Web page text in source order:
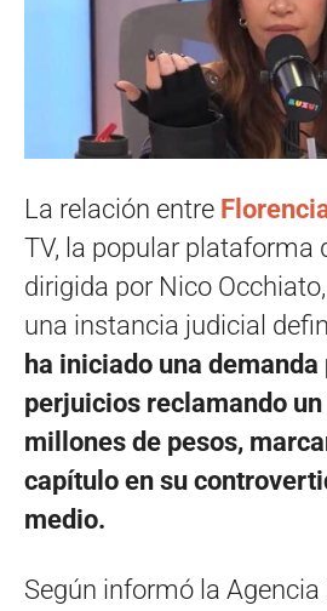
La relación entre
TV, la popular plataforma
dirigida por Nico
una instancia judicial
ha iniciado una demanda
perjuicios reclamando
millones de pesos,
capítulo en su
medio.
Según informó la